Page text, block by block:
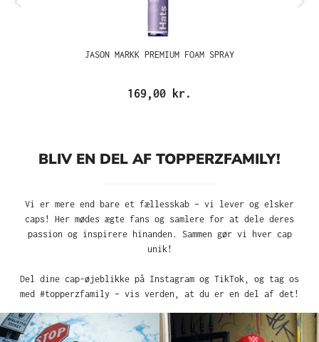
JASON MARKK PREMIUM FOAM SPRAY
169,00 kr.
BLIV EN DEL AF TOPPERZFAMILY!
Vi er mere end bare et fællesskab – vi lever og elsker
caps! Her mødes ægte fans og samlere for at dele deres
passion og inspirere hinanden. Sammen gør vi hver cap
unik!
Del dine cap-øjeblikke på Instagram og TikTok, og tag os
med #topperzfamily – vis verden, at du er en del af det!